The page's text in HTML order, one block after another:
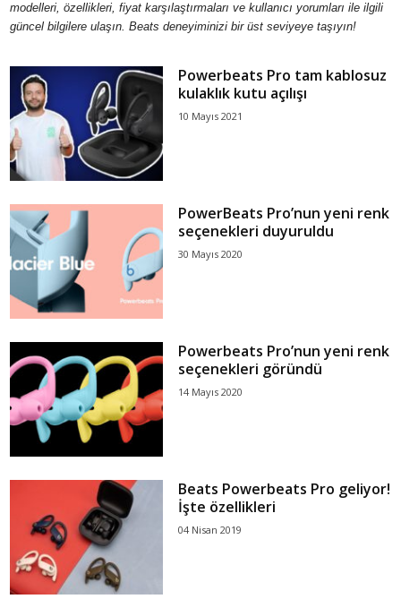
modelleri, özellikleri, fiyat karşılaştırmaları ve kullanıcı yorumları ile ilgili
güncel bilgilere ulaşın. Beats deneyiminizi bir üst seviyeye taşıyın!
Powerbeats Pro tam kablosuz
kulaklık kutu açılışı
10 Mayıs 2021
PowerBeats Pro’nun yeni renk
seçenekleri duyuruldu
30 Mayıs 2020
Powerbeats Pro’nun yeni renk
seçenekleri göründü
14 Mayıs 2020
Beats Powerbeats Pro geliyor!
İşte özellikleri
04 Nisan 2019